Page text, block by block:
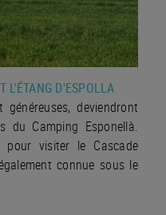
L'ÉTANG D'ESPOLLA
deviendront
du Camping Esponellà.
pour visiter le Cascade
connue sous le